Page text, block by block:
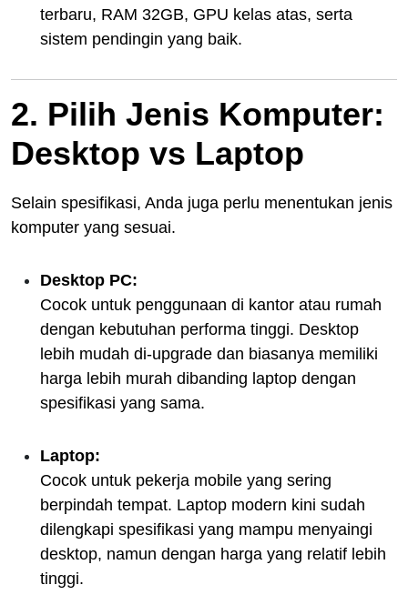
terbaru, RAM 32GB, GPU kelas atas, serta
sistem pendingin yang baik.
2. Pilih Jenis Komputer:
Desktop vs Laptop
Selain spesifikasi, Anda juga perlu menentukan jenis
komputer yang sesuai.
Desktop PC:
Cocok untuk penggunaan di kantor atau rumah
dengan kebutuhan performa tinggi. Desktop
lebih mudah di-upgrade dan biasanya memiliki
harga lebih murah dibanding laptop dengan
spesifikasi yang sama.
Laptop:
Cocok untuk pekerja mobile yang sering
berpindah tempat. Laptop modern kini sudah
dilengkapi spesifikasi yang mampu menyaingi
desktop, namun dengan harga yang relatif lebih
tinggi.